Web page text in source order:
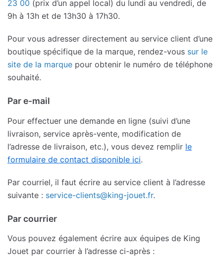
23 00 (prix d’un appel local) du lundi au vendredi, de
9h à 13h et de 13h30 à 17h30.
Pour vous adresser directement au service client d’une
boutique spécifique de la marque, rendez-vous sur le
site de la marque pour obtenir le numéro de téléphone
souhaité.
Par e-mail
Pour effectuer une demande en ligne (suivi d’une
livraison, service après-vente, modification de
l’adresse de livraison, etc.), vous devez remplir le
formulaire de contact disponible ici.
Par courriel, il faut écrire au service client à l’adresse
suivante : service-clients@king-jouet.fr.
Par courrier
Vous pouvez également écrire aux équipes de King
Jouet par courrier à l’adresse ci-après :